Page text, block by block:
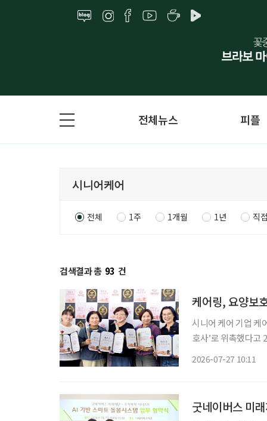
전체뉴스 피플
전체 1주 1개월 1년 직
검색결과 총 93 건
케어링, 요양보
시니어 케어 기업 케
호사’로 위촉했다고 27일 밝혔다. 케어링은 돌봄 현장에
2026-07-27 10:11